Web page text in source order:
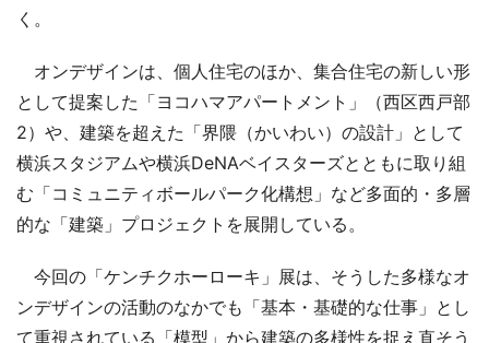
く。
オンデザインは、個人住宅のほか、集合住宅の新しい形
として提案した「ヨコハマアパートメント」（西区西戸部
2）や、建築を超えた「界隈（かいわい）の設計」として
横浜スタジアムや横浜DeNAベイスターズとともに取り組
む「コミュニティボールパーク化構想」など多面的・多層
的な「建築」プロジェクトを展開している。
今回の「ケンチクホーローキ」展は、そうした多様なオ
ンデザインの活動のなかでも「基本・基礎的な仕事」とし
て重視されている「模型」から建築の多様性を捉え直そう